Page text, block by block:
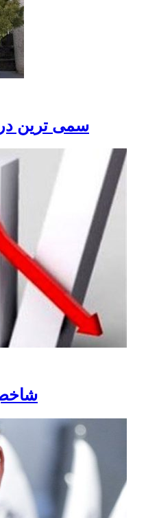
سمی ترین درخت جهان که۵۰
شاخص بورس